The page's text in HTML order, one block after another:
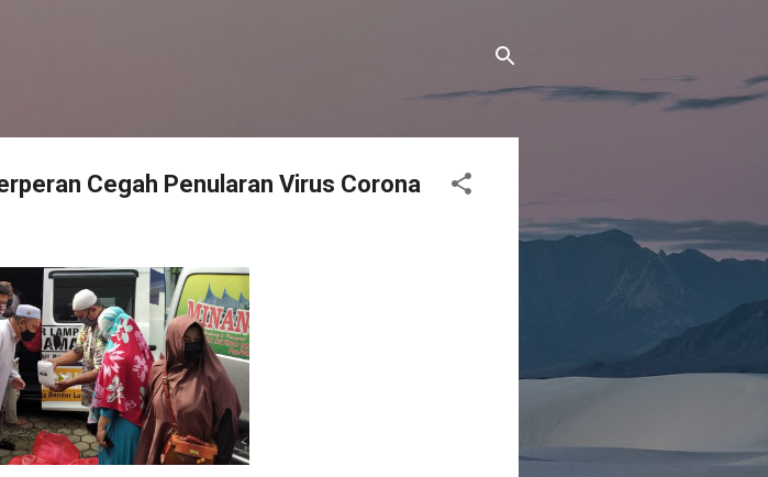
Cegah Penularan Virus Corona